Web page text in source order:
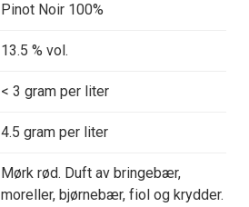
Pinot Noir 100%
13.5 % vol.
< 3 gram per liter
4.5 gram per liter
Mørk rød. Duft av bringebær,
moreller, bjørnebær, fiol og krydder.